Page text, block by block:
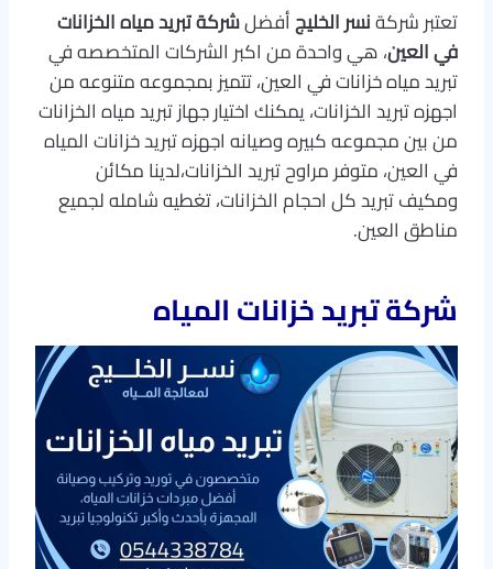
تعتبر شركةنسر الخليجأفضلشركةتبريد مياه الخزانات
في العين، هي واحدة من اكبر الشركات المتخصصه في
تبريد مياه خزانات في العين، تتميز بمجموعه متنوعه من
اجهزه تبريد الخزانات، يمكنك اختيار جهاز تبريد مياه الخزانات
من بين مجموعه كبيره وصيانه اجهزه تبريد خزانات المياه
في العين، متوفر مراوح تبريد الخزانات،لدينا مكائن
ومكيف تبريد كل احجام الخزانات، تغطيه شامله لجميع
مناطق العين.
شركةتبريد خزانات المياه